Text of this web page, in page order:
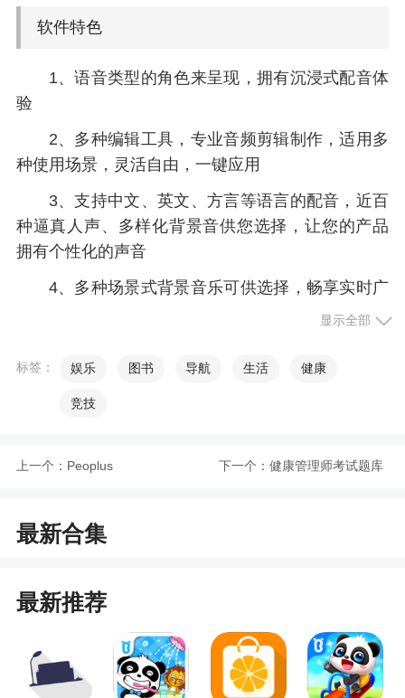
软件特色
1、语音类型的角色来呈现，拥有沉浸式配音体
验
2、多种编辑工具，专业音频剪辑制作，适用多
种使用场景，灵活自由，一键应用
3、支持中文、英文、方言等语言的配音，近百
种逼真人声、多样化背景音供您选择，让您的产品
拥有个性化的声音
4、多种场景式背景音乐可供选择，畅享实时广
小编评价
1、该软件采用的是AI智能技术，用户可以在这
件还支持多人配音、对话配音、转语音、转文字、
2、提供了很丰富的素材，男生、女生、儿童
多格式的导出
3、布谷鸟配音，免费的手机配音软件，适用于
多种场景，提供多种音效，在线编辑音频，享受更
便捷的手机配音体验，多种格式一键导出，配音更
显示全部
标签： 娱乐 图书 导航 生活 健康
竞技
上一个： Peoplus 下一个： 健康管理师考试题库
最新合集
最新推荐